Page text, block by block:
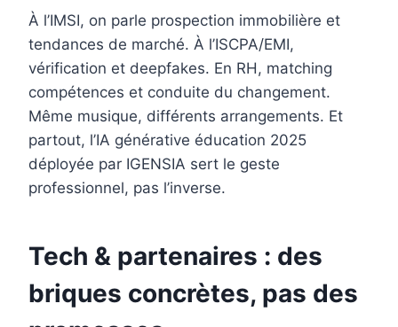
À l’IMSI, on parle prospection immobilière et
tendances de marché. À l’ISCPA/EMI,
vérification et deepfakes. En RH, matching
compétences et conduite du changement.
Même musique, différents arrangements. Et
partout, l’IA générative éducation 2025
déployée par IGENSIA sert le geste
professionnel, pas l’inverse.
Tech & partenaires : des
briques concrètes, pas des